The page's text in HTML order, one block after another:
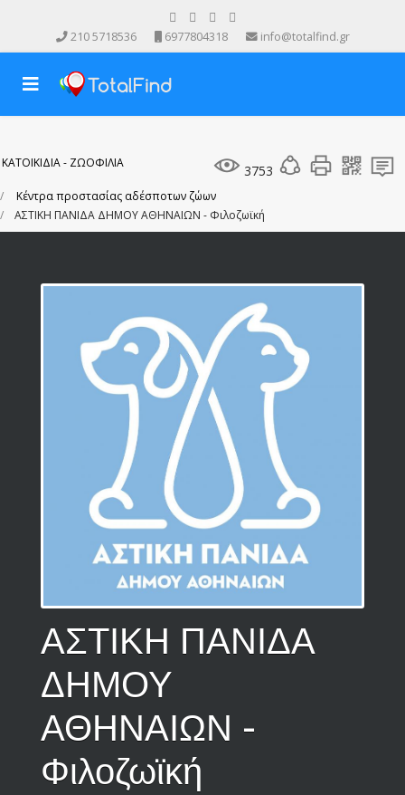
210 5718536 6977804318 info@totalfind.gr
3753
ΚΑΤΟΙΚΙΔΙΑ - ΖΩΟΦΙΛΙΑ
Κέντρα προστασίας αδέσποτων ζώων
ΑΣΤΙΚΗ ΠΑΝΙΔΑ ΔΗΜΟΥ ΑΘΗΝΑΙΩΝ - Φιλοζωϊκή
ΑΣΤΙΚΗ ΠΑΝΙΔΑ
ΔΗΜΟΥ
ΑΘΗΝΑΙΩΝ -
Φιλοζωϊκή